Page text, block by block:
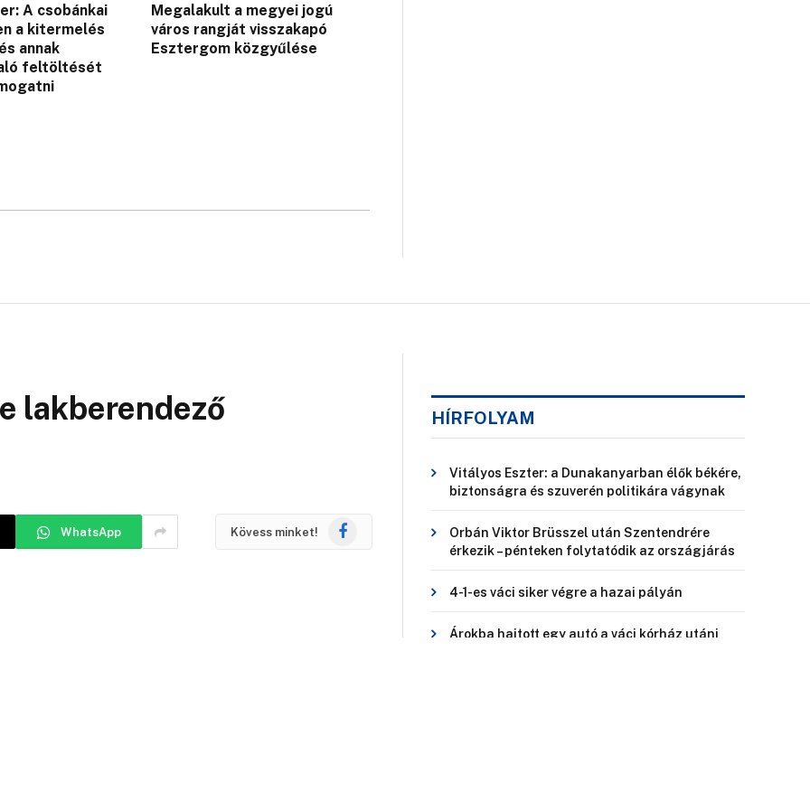
A csobánkai
a kitermelés
annak
feltöltését
Megalakult a megyei jogú
város rangját visszakapó
Esztergom közgyűlése
lakberendező
WhatsApp Kövess minket! Facebook
HÍRFOLYAM
Vitályos Eszter: a Dunakanyarban élők békére,
biztonságra és szuverén politikára vágynak
Orbán Viktor Brüsszel után Szentendrére
érkezik – pénteken folytatódik az országjárás
4-1-es váci siker végre a hazai pályán
Árokba hajtott egy autó a váci kórház utáni